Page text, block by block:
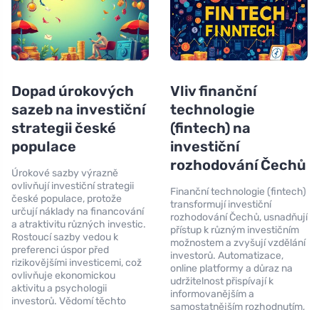
Dopad úrokových
sazeb na investiční
strategii české
populace
Úrokové sazby výrazně
ovlivňují investiční strategii
české populace, protože
určují náklady na financování
a atraktivitu různých investic.
Rostoucí sazby vedou k
preferenci úspor před
rizikovějšími investicemi, což
ovlivňuje ekonomickou
aktivitu a psychologii
investorů. Vědomí těchto
Vliv finanční
technologie
(fintech) na
investiční
rozhodování Čechů
Finanční technologie (fintech)
transformují investiční
rozhodování Čechů, usnadňují
přístup k různým investičním
možnostem a zvyšují vzdělání
investorů. Automatizace,
online platformy a důraz na
udržitelnost přispívají k
informovanějším a
samostatnějším rozhodnutím,